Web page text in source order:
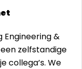
Engineering &
zelfstandige
collega’s. We